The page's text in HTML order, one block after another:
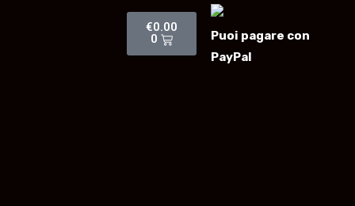
€0.00
0
Puoi pagare con
PayPal